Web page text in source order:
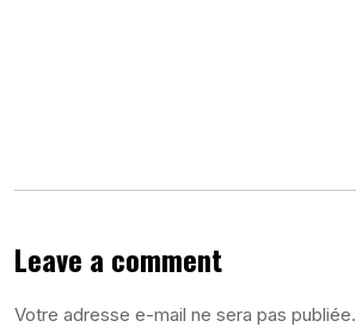
Leave a comment
Votre adresse e-mail ne sera pas publiée.